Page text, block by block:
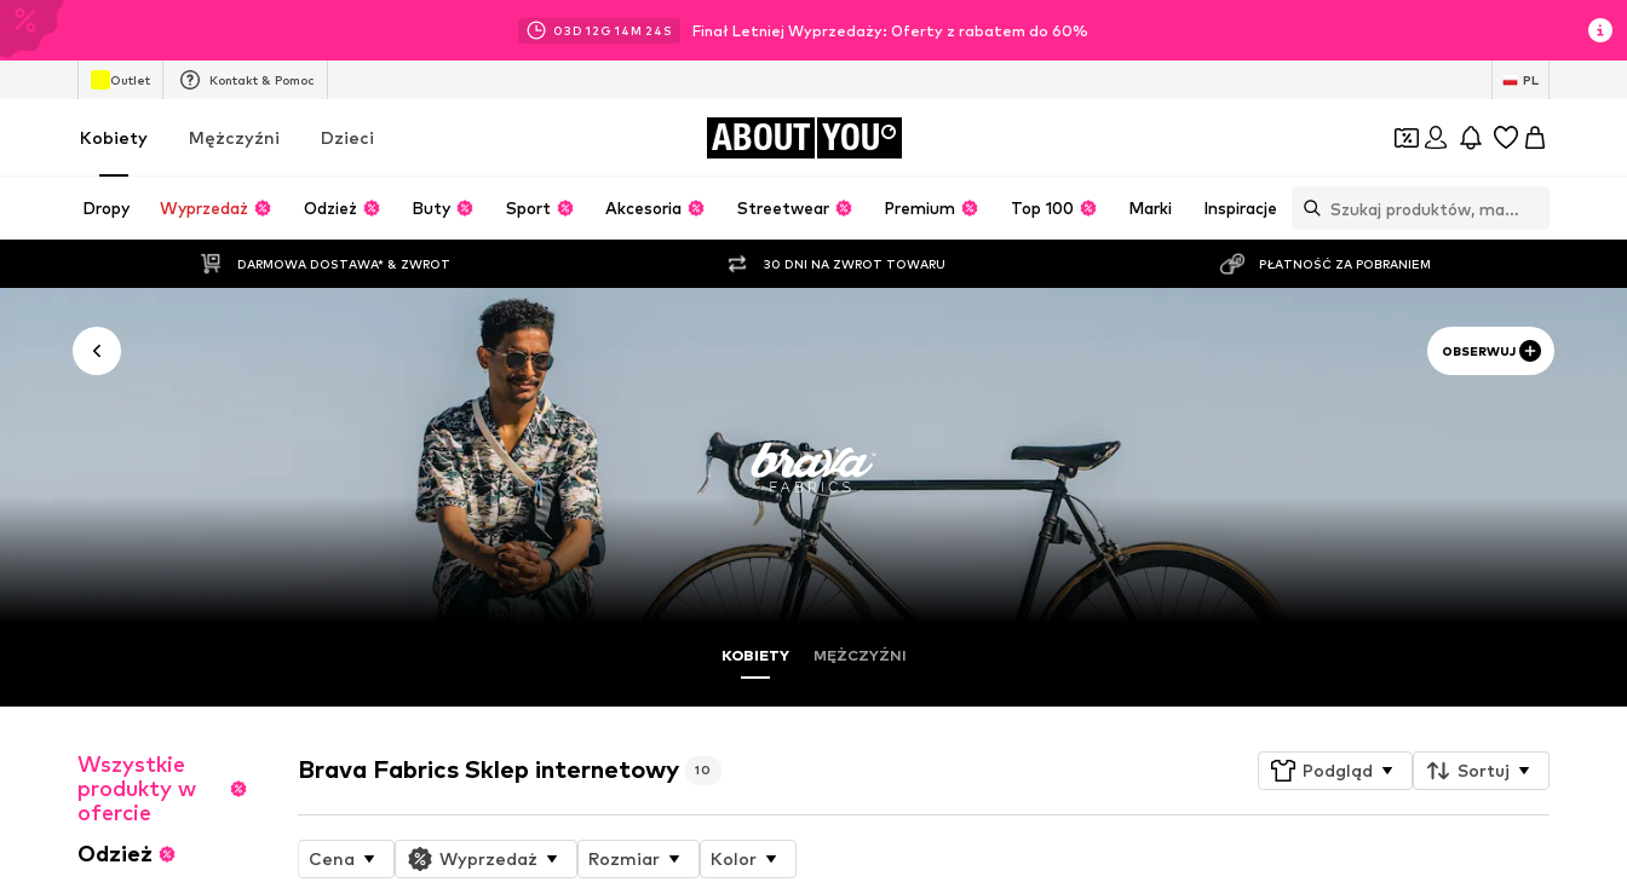
03D 12 G 14M 23 S Finał Letniej Wyprzedaży: Oferty z rabatem do 60%
Outlet Kontakt & Pomoc PL
Kobiety Mężczyźni Dzieci ABOUT YOU
Dropy Wyprzedaż Odzież Buty Sport Akcesoria Streetwear Premium Top 100 Marki Inspiracje
DARMOWA DOSTAWA* & ZWROT 30 DNI NA ZWROT TOWARU PŁATNOŚĆ ZA POBRANIEM
OBSERWUJ
KOBIETY MĘŻCZYŹNI
Wszystkie
produkty w
ofercie
Odzież
Brava Fabrics Sklep internetowy 10 Podgląd Sortuj
Cena Wyprzedaż Rozmiar Kolor